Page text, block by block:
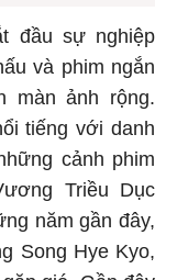
đầu sự nghiệp
và phim ngắn
ảnh rộng.
tiếng với danh
cảnh phim
Triều Dục
năm gần đây,
Song Hye Kyo,